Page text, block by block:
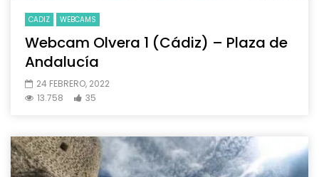
CADIZ WEBCAMS
Webcam Olvera 1 (Cádiz) – Plaza de
Andalucía
24 FEBRERO, 2022
13.758
35